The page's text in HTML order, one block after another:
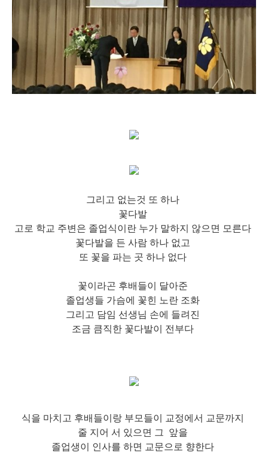
그리고 없는것 또 하나
꽃다발
고로 학교 주변은 졸업식이란 누가 말하지 않으면 모른다
꽃다발을 든 사람 하나 없고
또 꽃을 파는 곳 하나 없다
꽃이라곤 후배들이 달아준
졸업생들 가슴에 꽃힌 노란 조화
그리고 담임 선생님 손에 들려진
조금 큼직한 꽃다발이 전부다
식을 마치고 후배들이랑 부모들이 교정에서 교문까지
줄 지어 서 있으면 그 앞을
졸업생이 인사를 하면 교문으로 향한다